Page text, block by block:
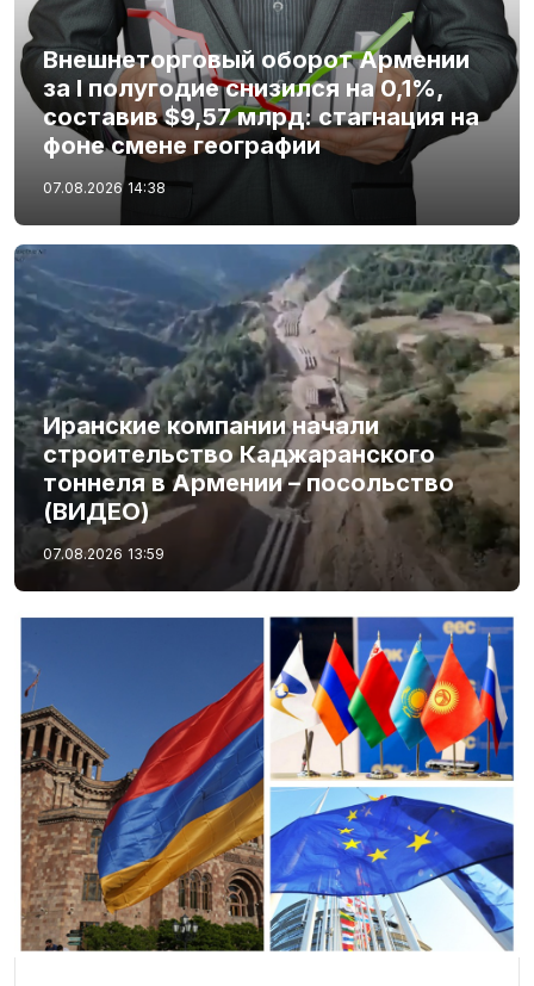
Внешнеторговый оборот Армении
за I полугодие снизился на 0,1%,
составив $9,57 млрд: стагнация на
фоне смене географии
07.08.2026 14:38
Иранские компании начали
строительство Каджаранского
тоннеля в Армении – посольство
(ВИДЕО)
07.08.2026 13:59